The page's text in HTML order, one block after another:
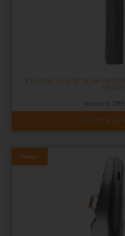
ETUI DE FLUTE SLIM
CHOIX
Le
prix
AJOUTER AU
Promo !